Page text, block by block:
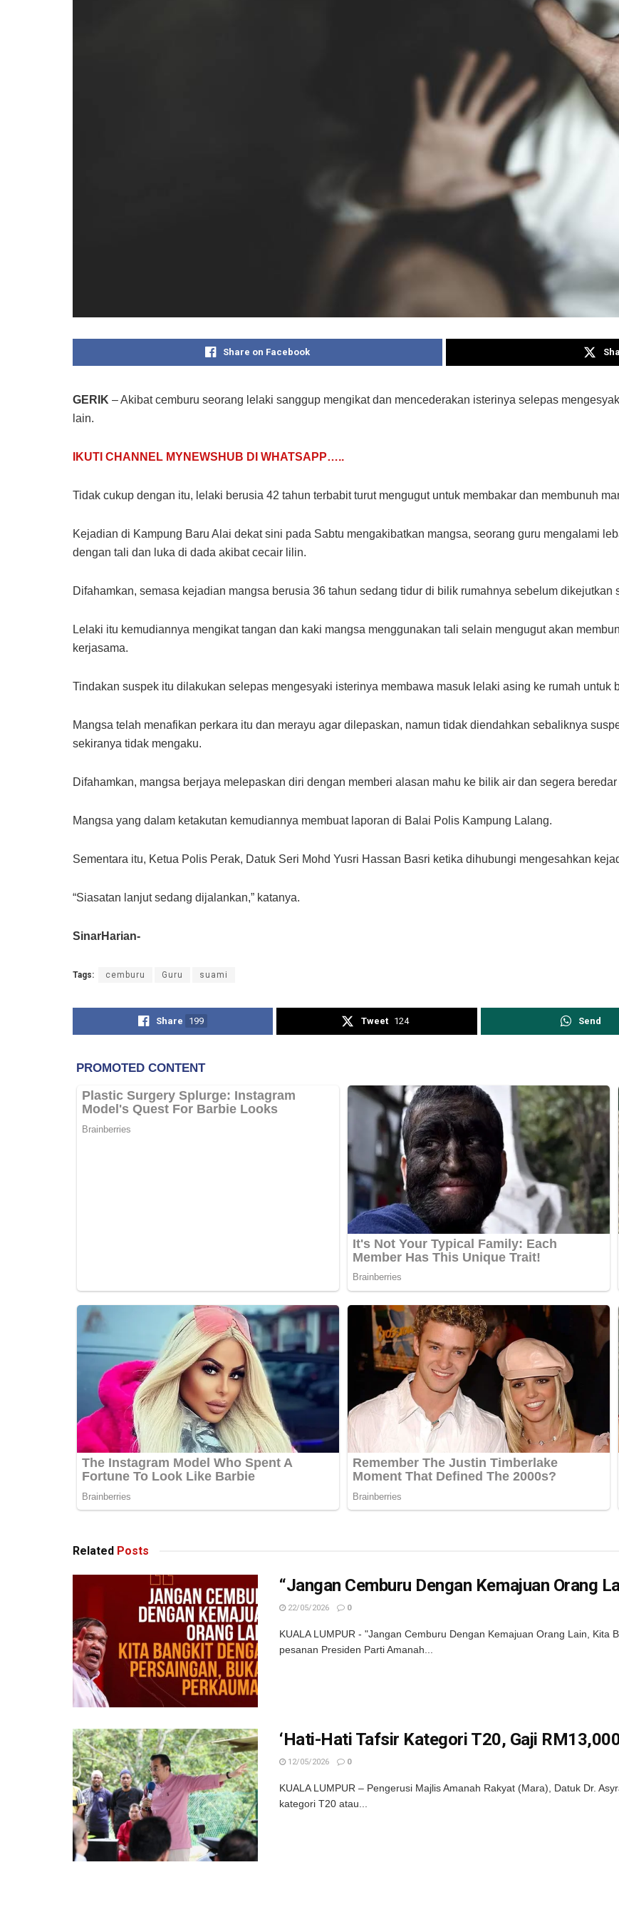
Share on Facebook
GERIK – Akibat cemburu seorang lelaki sanggup mengikat dan mencederakan isterinya selepas
lain.
IKUTI CHANNEL MYNEWSHUB DI WHATSAPP…..
Tidak cukup dengan itu, lelaki berusia 42 tahun terbabit turut mengugut untuk membakar dan membunuh
Kejadian di Kampung Baru Alai dekat sini pada Sabtu mengakibatkan mangsa, seorang guru mengalami
dengan tali dan luka di dada akibat cecair lilin.
Difahamkan, semasa kejadian mangsa berusia 36 tahun sedang tidur di bilik rumahnya sebelum
Lelaki itu kemudiannya mengikat tangan dan kaki mangsa menggunakan tali selain mengugut akan
kerjasama.
Tindakan suspek itu dilakukan selepas mengesyaki isterinya membawa masuk lelaki asing ke rumah untuk
Mangsa telah menafikan perkara itu dan merayu agar dilepaskan, namun tidak diendahkan sebaliknya
sekiranya tidak mengaku.
Difahamkan, mangsa berjaya melepaskan diri dengan memberi alasan mahu ke bilik air dan segera
Mangsa yang dalam ketakutan kemudiannya membuat laporan di Balai Polis Kampung Lalang.
Sementara itu, Ketua Polis Perak, Datuk Seri Mohd Yusri Hassan Basri ketika dihubungi mengesahkan
“Siasatan lanjut sedang dijalankan,” katanya.
SinarHarian-
Tags: cemburu Guru suami
Share 199 Tweet 124 Send
Related Posts
“Jangan Cemburu Dengan Kemajuan Orang
22/05/2026 0
KUALA LUMPUR - "Jangan Cemburu Dengan Kemajuan Orang Lain, Kita
pesanan Presiden Parti Amanah...
‘Hati-Hati Tafsir Kategori T20, Gaji
12/05/2026 0
KUALA LUMPUR – Pengerusi Majlis Amanah Rakyat (Mara), Datuk Dr.
kategori T20 atau...